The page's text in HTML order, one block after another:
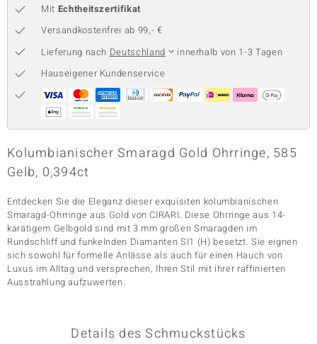
Collection
Classics
Mit Echtheitszertifikat
Versandkostenfrei ab 99,- €
Lieferung nach Deutschland
innerhalb von 1-3 Tagen
Hauseigener Kundenservice
Kolumbianischer Smaragd Gold Ohrringe, 585
Gelb, 0,394ct
Entdecken Sie die Eleganz dieser exquisiten kolumbianischen
Smaragd-Ohrringe aus Gold von CIRARI. Diese Ohrringe aus 14-
karätigem Gelbgold sind mit 3 mm großen Smaragden im
Rundschliff und funkelnden Diamanten SI1 (H) besetzt. Sie eignen
sich sowohl für formelle Anlässe als auch für einen Hauch von
Luxus im Alltag und versprechen, Ihren Stil mit ihrer raffinierten
Ausstrahlung aufzuwerten.
Details des Schmuckstücks